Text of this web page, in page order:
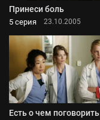
Принеси боль
5 серия 23.10.2005
Есть о чем поговорить